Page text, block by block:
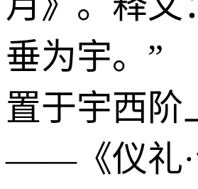
垂为宇。”
置于宇西阶
——《仪礼·